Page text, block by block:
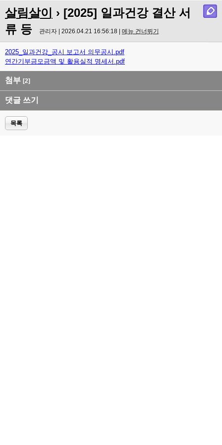
살림살이
› [2025] 일과건강 결산 서
류 등
관리자 | 2026.04.21 16:56:18 | 메뉴 건너뛰기
2025_일과건강_공시 보고서 의무공시.pdf
연간기부금모금액 및 활용실적 명세서.pdf
첨부 [2]
댓글 쓰기
목록